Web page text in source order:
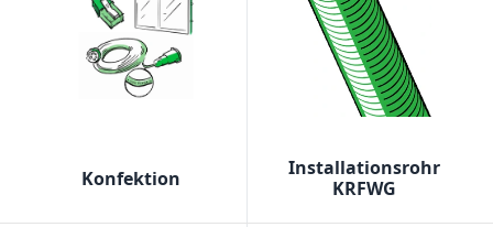
Konfektion
Installationsrohr
KRFWG